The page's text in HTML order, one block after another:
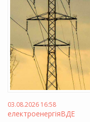
03.08.2026 16:58
електроенергіяВДЕ